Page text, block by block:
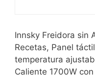
Innsky Freidora sin
Recetas, Panel
temperatura
Caliente 1700W